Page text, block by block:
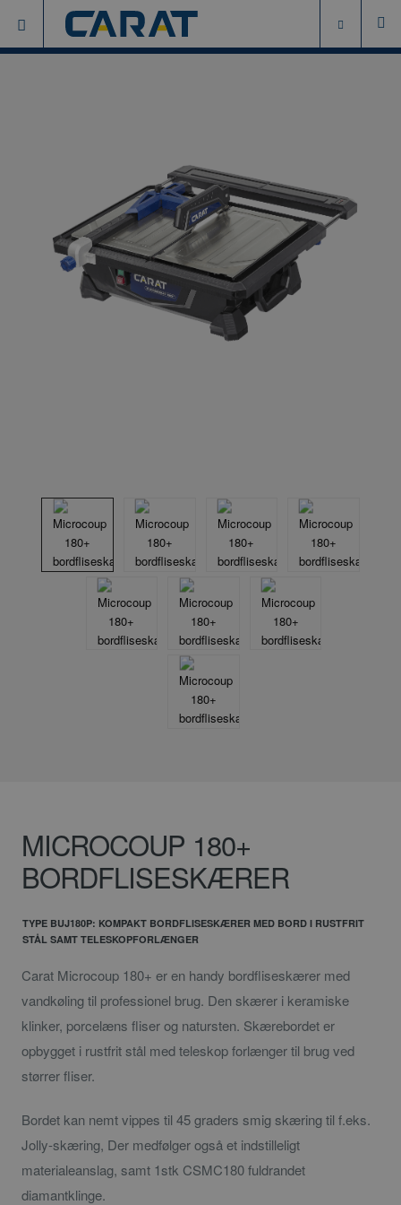
MICROCOUP 180+
BORDFLISESKÆRER
TYPE BUJ180P: KOMPAKT BORDFLISESKÆRER MED BORD I RUSTFRIT
STÅL SAMT TELESKOPFORLÆNGER
Carat Microcoup 180+ er en handy bordfliseskærer med
vandkøling til professionel brug. Den skærer i keramiske
klinker, porcelæns fliser og natursten. Skærebordet er
opbygget i rustfrit stål med teleskop forlænger til brug ved
størrer fliser.
Bordet kan nemt vippes til 45 graders smig skæring til f.eks.
Jolly-skæring, Der medfølger også et indstilleligt
materialeanslag, samt 1stk CSMC180 fuldrandet
diamantklinge.